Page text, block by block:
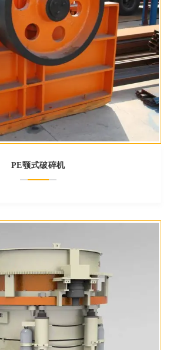
PE颚式破碎机